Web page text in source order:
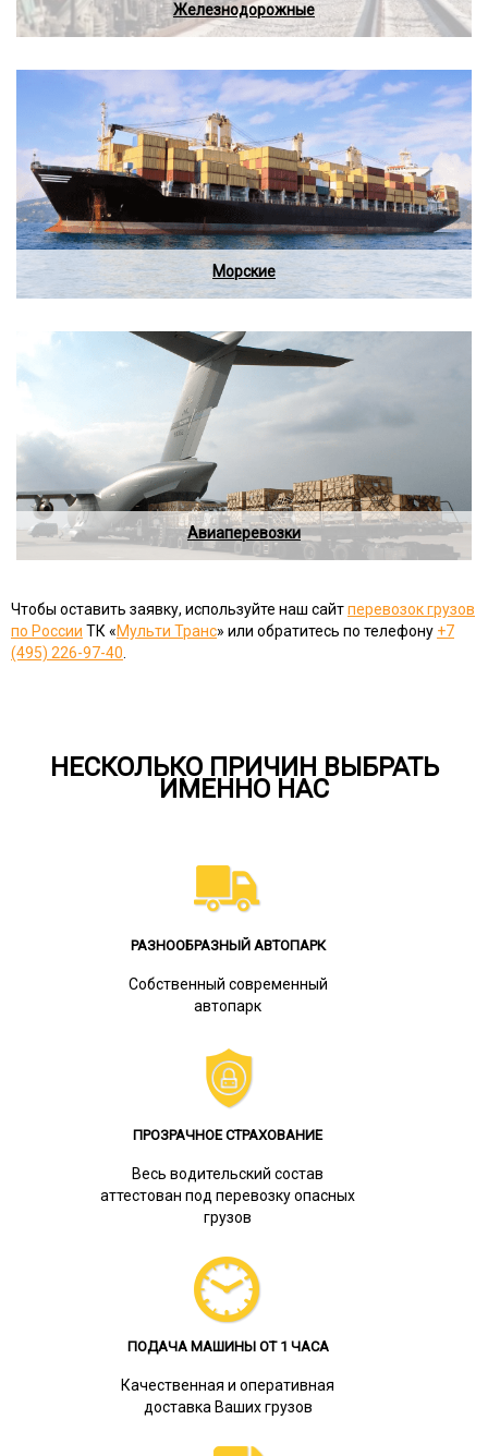
Железнодорожные
Морские
Авиаперевозки
Чтобы оставить заявку, используйте наш сайтперевозок грузов
по России ТК «Мульти Транс» или обратитесь по телефону +7
(495) 226-97-40
НЕСКОЛЬКО ПРИЧИН ВЫБРАТЬ
ИМЕННО НАС
РАЗНООБРАЗНЫЙ АВТОПАРК
Собственный современный
автопарк
ПРОЗРАЧНОЕ СТРАХОВАНИЕ
Весь водительский состав
аттестован под перевозку опасных
грузов
ПОДАЧА МАШИНЫ ОТ 1 ЧАСА
Качественная и оперативная
доставка Ваших грузов